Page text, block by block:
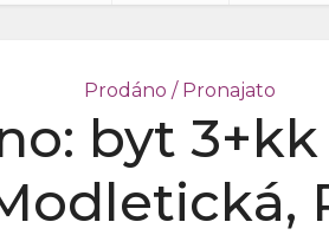
Prodáno / Pronajato
byt